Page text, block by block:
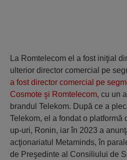
La Romtelecom el a fost iniţial
ulterior director comercial pe
a fost director comercial pe
Cosmote şi Romtelecom, cu un
brandul Telekom. După ce a
Telekom, el a fondat o platformă
up-uri, Ronin, iar în 2023 a
acţionariatul Metaminds, în
de Preşedinte al Consiliului de